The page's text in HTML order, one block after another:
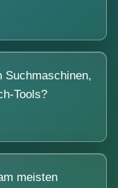
Suchmaschinen,
Tools?
meisten